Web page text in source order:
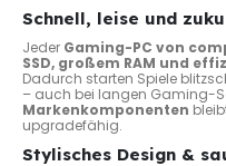
Schnell, leise und
Jeder Gaming-PC von
SSD, großem RAM und
Dadurch starten Spiele
– auch bei langen Gaming-
Markenkomponenten
upgradefähig.
Stylisches Design &